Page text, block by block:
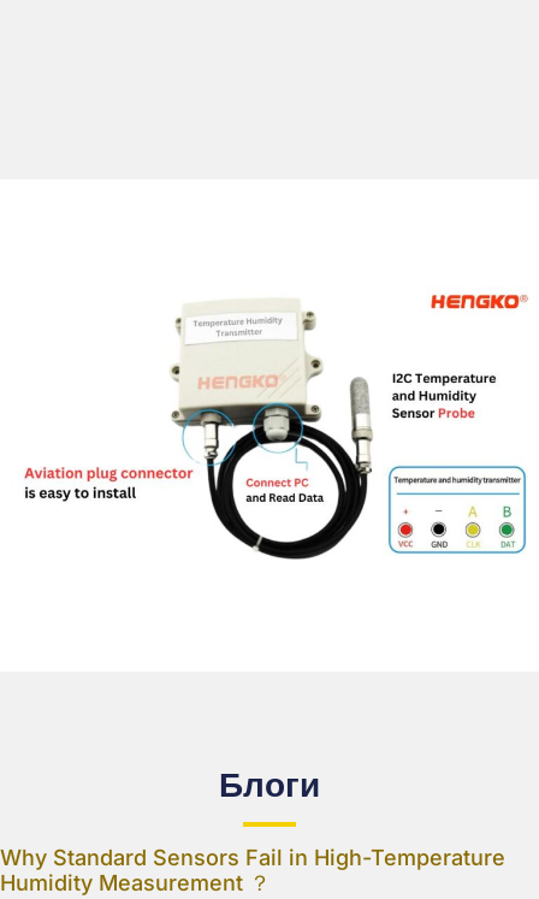
Блоги
Why Standard Sensors Fail in High-Temperature
Humidity Measurement ？